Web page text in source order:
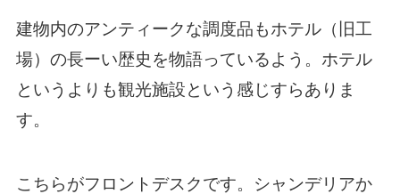
建物内のアンティークな調度品もホテル（旧工
場）の長ーい歴史を物語っているよう。ホテル
というよりも観光施設という感じすらありま
す。
こちらがフロントデスクです。シャンデリアか